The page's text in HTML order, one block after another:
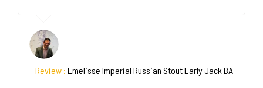
Review : Emelisse Imperial Russian Stout Early Jack BA